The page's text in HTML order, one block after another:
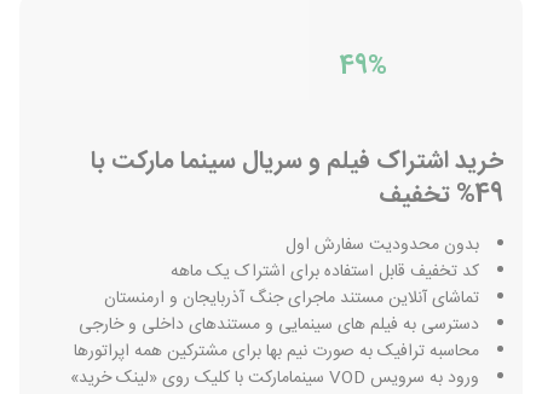
49%
خرید اشتراک فیلم و سریال سینما مارکت با
49% تخفیف
بدون محدودیت سفارش اول
کد تخفیف قابل استفاده برای اشتراک یک ماهه
تماشای آنلاین مستند ماجرای جنگ آذربایجان و ارمنستان
دسترسی به فیلم های سینمایی و مستندهای داخلی و خارجی
محاسبه ترافیک به صورت نیم بها برای مشترکین همه اپراتورها
ورود به سرویس VOD سینمامارکت با کلیک روی «لینک خرید»